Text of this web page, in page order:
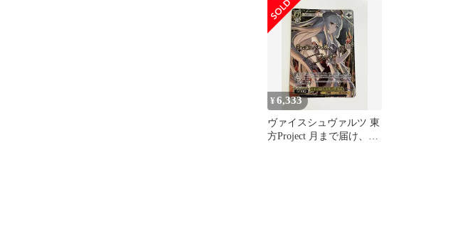
¥6,333
ヴァイスシュヴァルツ 東
方Project 月まで届け、不